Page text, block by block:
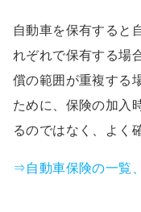
自動車を保有すると
れぞれで保有する場
償の範囲が重複する
ために、保険の加入
るのではなく、よく
⇒自動車保険の一覧